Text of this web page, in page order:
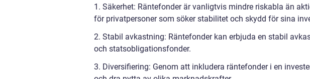
1. Säkerhet: Räntefonder är vanligtvis mindre riskabla än
för privatpersoner som söker stabilitet och skydd för sina
2. Stabil avkastning: Räntefonder kan erbjuda en stabil
och statsobligationsfonder.
3. Diversifiering: Genom att inkludera räntefonder i en